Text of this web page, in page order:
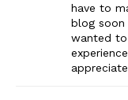
have to
blog soon
wanted